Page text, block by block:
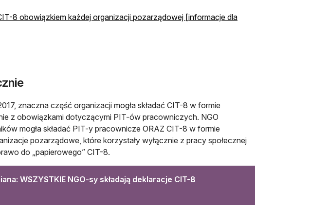
8 obowiązkiem każdej organizacji pozarządowej [informacje dla
znaczna część organizacji mogła składać CIT-8 w formie
z obowiązkami dotyczącymi PIT-ów pracowniczych. NGO
mogła składać PIT-y pracownicze ORAZ CIT-8 w formie
pozarządowe, które korzystały wyłącznie z pracy społecznej
do „papierowego” CIT-8.
WSZYSTKIE NGO-sy składają deklaracje CIT-8